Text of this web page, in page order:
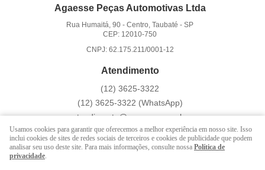
Agaesse Peças Automotivas Ltda
Rua Humaitá, 90 -Centro, Taubaté -SP
CEP: 12010-750
CNPJ: 62.175.211/0001-12
Atendimento
(12) 3625-3322
(12) 3625-3322 (WhatsApp)
atendimento@agaesse.com.br
LOJA VIRTUAL CRIADA POR
Usamos cookies para garantir que oferecemos a melhor experiência em nosso site. Isso
inclui cookies de sites de redes sociais de terceiros e cookies de publicidade que podem
analisar seu uso deste site. Para mais informações, consulte nossa Política de
privacidade.